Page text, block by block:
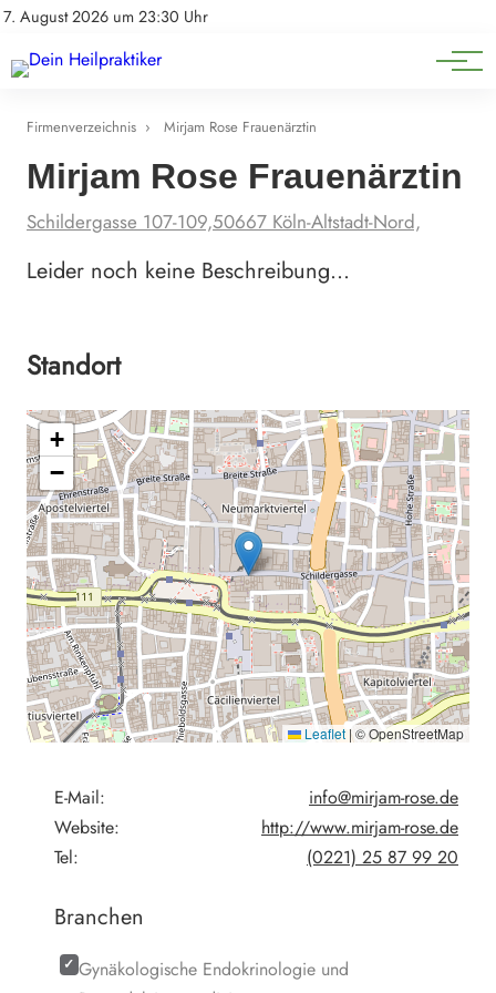
7. August 2026 um 23:30 Uhr
Impressum
Natürliche Medizin
Heilpflanzen & Kräuterkunde
Firmenverzeichnis › Mirjam Rose Frauenärztin
Mirjam Rose Frauenärztin
Schildergasse 107-109,50667 Köln-Altstadt-Nord,
Leider noch keine Beschreibung…
Standort
+
−
Leaflet|© OpenStreetMap
E-Mail:
info@mirjam-rose.de
Website:
http://www.mirjam-rose.de
Tel:
(0221) 25 87 99 20
Branchen
Gynäkologische Endokrinologie und